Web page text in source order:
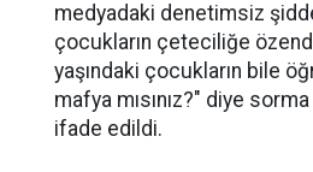
medyadaki denetimsiz
çocukların çeteciliğe
yaşındaki çocukların bile
mafya mısınız?" diye
ifade edildi.